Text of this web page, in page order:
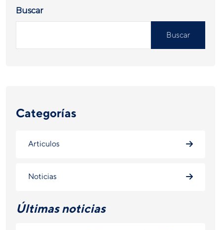
Buscar
Buscar
Categorías
Articulos
Noticias
Últimas noticias